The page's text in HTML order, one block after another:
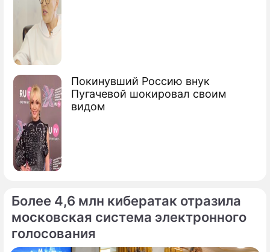
Покинувший Россию внук
Пугачевой шокировал своим
видом
Более 4,6 млн кибератак отразила
московская система электронного
голосования